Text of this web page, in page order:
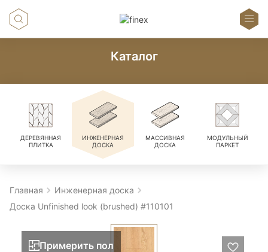
Каталог
ДЕРЕВЯННАЯ
ПЛИТКА
ИНЖЕНЕРНАЯ
ДОСКА
МАССИВНАЯ
ДОСКА
МОДУЛЬНЫЙ
ПАРКЕТ
Главная
Инженерная доска
Доска Unfinished look (brushed) #110101
Примерить пол